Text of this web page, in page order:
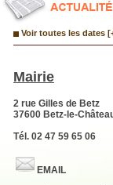
Voir toutes les dates
Mairie
2 rue Gilles de Betz
37600 Betz-le-
Tél. 02 47 59 65 06
EMAIL